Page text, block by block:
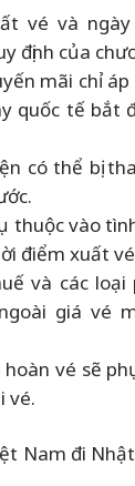
vé và
định của
mãi chỉ áp
quốc tế bắt
có thể bị
thuộc vào
điểm xuất
và các loại
giá vé
vé sẽ
vé.
Nam đi